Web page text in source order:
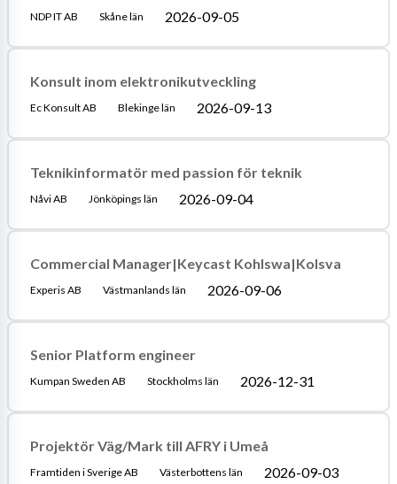
NDP IT AB Skåne län 2026-09-05
Konsult inom elektronikutveckling
Ec Konsult AB Blekinge län 2026-09-13
Teknikinformatör med passion för teknik
Nåvi AB Jönköpings län 2026-09-04
Commercial Manager|Keycast Kohlswa|Kolsva
Experis AB Västmanlands län 2026-09-06
Senior Platform engineer
Kumpan Sweden AB Stockholms län 2026-12-31
Projektör Väg/Mark till AFRY i Umeå
Framtiden i Sverige AB Västerbottens län 2026-09-03